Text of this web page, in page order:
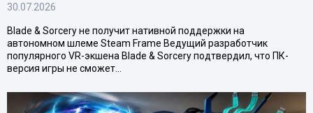
30.07.2026
Blade & Sorcery не получит нативной поддержки на
автономном шлеме Steam Frame Ведущий разработчик
популярного VR-экшена Blade & Sorcery подтвердил, что ПК-
версия игры не сможет…